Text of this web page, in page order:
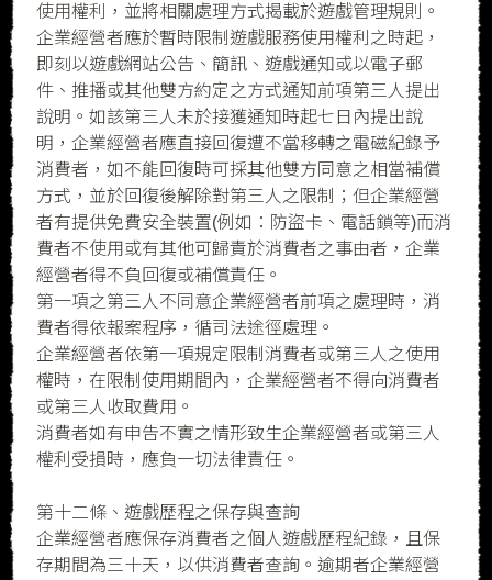
使用權利，並將相關處理方式揭載於遊戲管理規則。
企業經營者應於暫時限制遊戲服務使用權利之時起，
即刻以遊戲網站公告、簡訊、遊戲通知或以電子郵
件、推播或其他雙方約定之方式通知前項第三人提出
說明。如該第三人未於接獲通知時起七日內提出說
明，企業經營者應直接回復遭不當移轉之電磁紀錄予
消費者，如不能回復時可採其他雙方同意之相當補償
方式，並於回復後解除對第三人之限制；但企業經營
者有提供免費安全裝置(例如：防盜卡、電話鎖等)而消
費者不使用或有其他可歸責於消費者之事由者，企業
經營者得不負回復或補償責任。
第一項之第三人不同意企業經營者前項之處理時，消
費者得依報案程序，循司法途徑處理。
企業經營者依第一項規定限制消費者或第三人之使用
權時，在限制使用期間內，企業經營者不得向消費者
或第三人收取費用。
消費者如有申告不實之情形致生企業經營者或第三人
權利受損時，應負一切法律責任。
第十二條、遊戲歷程之保存與查詢
企業經營者應保存消費者之個人遊戲歷程紀錄，且保
存期間為三十天，以供消費者查詢。逾期者企業經營